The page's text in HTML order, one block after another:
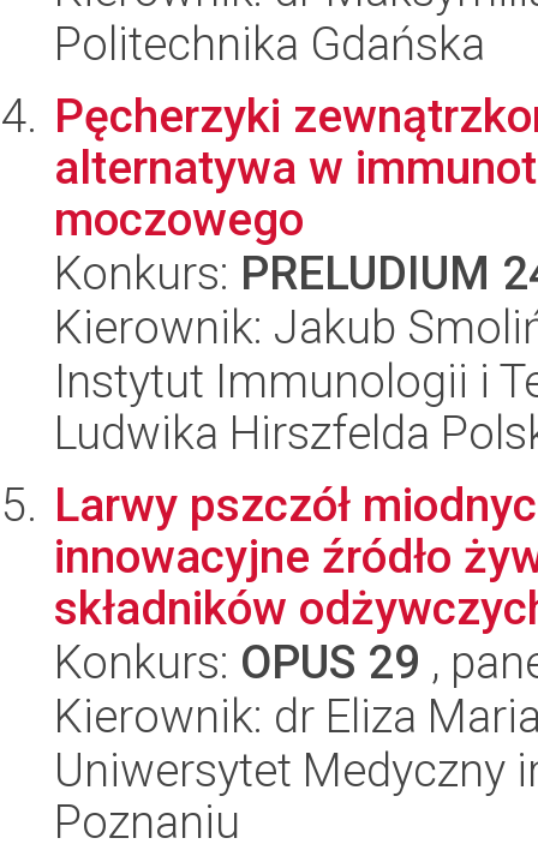
Politechnika Gdańska
Pęcherzyki
alternatywa w
moczowego
Konkurs: PRELUDIUM
Kierownik: Jakub
Instytut Immunologii i
Ludwika Hirszfelda
Larwy pszczół
innowacyjne źródło
składników
Konkurs: OPUS 29 ,
Kierownik: dr Eliza
Uniwersytet Medyczny
Poznaniu